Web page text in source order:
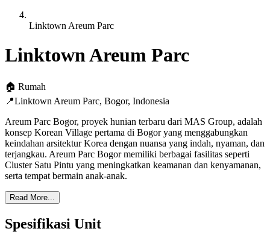
Linktown Areum Parc
Linktown Areum Parc
🏠 Rumah
📍Linktown Areum Parc, Bogor, Indonesia
Areum Parc Bogor, proyek hunian terbaru dari MAS Group, adalah
konsep Korean Village pertama di Bogor yang menggabungkan
keindahan arsitektur Korea dengan nuansa yang indah, nyaman, dan
terjangkau. Areum Parc Bogor memiliki berbagai fasilitas seperti
Cluster Satu Pintu yang meningkatkan keamanan dan kenyamanan,
serta tempat bermain anak-anak.
Read More...
Spesifikasi Unit